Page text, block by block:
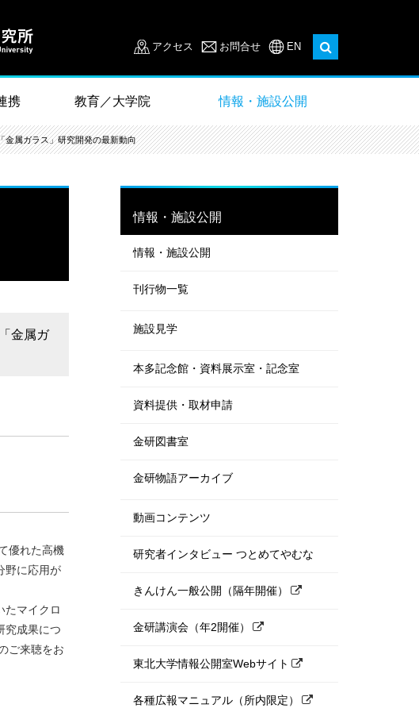
アクセス お問合せ EN
携 教育／大学院 情報・施設公開
属ガラス」研究開発の最新動向
金属ガ
優れた高機
野に応用が
たマイクロ
究成果につ
ご来聴をお
情報・施設公開
情報・施設公開
刊行物一覧
施設見学
本多記念館・資料展示室・記念室
資料提供・取材申請
金研図書室
金研物語アーカイブ
動画コンテンツ
研究者インタビュー つとめてやむな
きんけん一般公開（隔年開催）
金研講演会（年2開催）
東北大学情報公開室Webサイト
各種広報マニュアル（所内限定）